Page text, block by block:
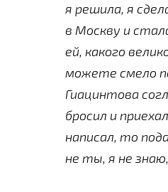
я решила, я
в Москву и
ей, какого
можете смело
Гиацинтова
бросил и
написал, то
не ты, я не